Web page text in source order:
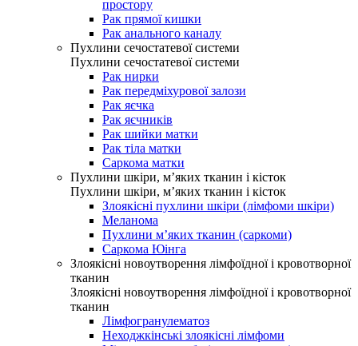
простору
Рак прямої кишки
Рак анального каналу
Пухлини сечостатевої системи
Пухлини сечостатевої системи
Рак нирки
Рак передміхурової залози
Рак яєчка
Рак яєчників
Рак шийки матки
Рак тіла матки
Саркома матки
Пухлини шкіри, м’яких тканин і кісток
Пухлини шкіри, м’яких тканин і кісток
Злоякісні пухлини шкіри (лімфоми шкіри)
Меланома
Пухлини м’яких тканин (саркоми)
Саркома Юінга
Злоякісні новоутворення лімфоїдної і кровотворної
тканин
Злоякісні новоутворення лімфоїдної і кровотворної
тканин
Лімфогранулематоз
Неходжкінські злоякісні лімфоми